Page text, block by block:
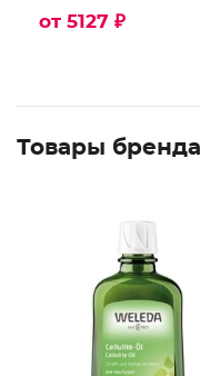
от 5127 ₽
Товары